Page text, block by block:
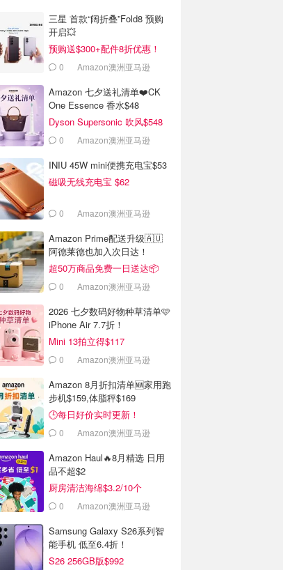
三星 首款“阔折叠”Fold8 预购
开启💥
预购送$300+配件8折优惠！
0 Amazon澳洲亚马逊
Amazon 七夕送礼清单❤️CK
One Essence 香水$48
Dyson Supersonic 吹风$548
0 Amazon澳洲亚马逊
INIU 45W mini便携充电宝$53
磁吸无线充电宝 $62
0 Amazon澳洲亚马逊
Amazon Prime配送升级🇦🇺
阿德莱德也加入次日达！
超50万商品免费一日送达📦
0 Amazon澳洲亚马逊
2026 七夕数码好物种草清单🩷
iPhone Air 7.7折！
Mini 13拍立得$117
0 Amazon澳洲亚马逊
Amazon 8月折扣清单🆕家用跑
步机$159,体脂秤$169
🕒每日好价实时更新！
0 Amazon澳洲亚马逊
Amazon Haul🔥8月精选 日用
品不超$2
厨房清洁海绵$3.2/10个
0 Amazon澳洲亚马逊
Samsung Galaxy S26系列智
能手机 低至6.4折！
S26 256GB版$992